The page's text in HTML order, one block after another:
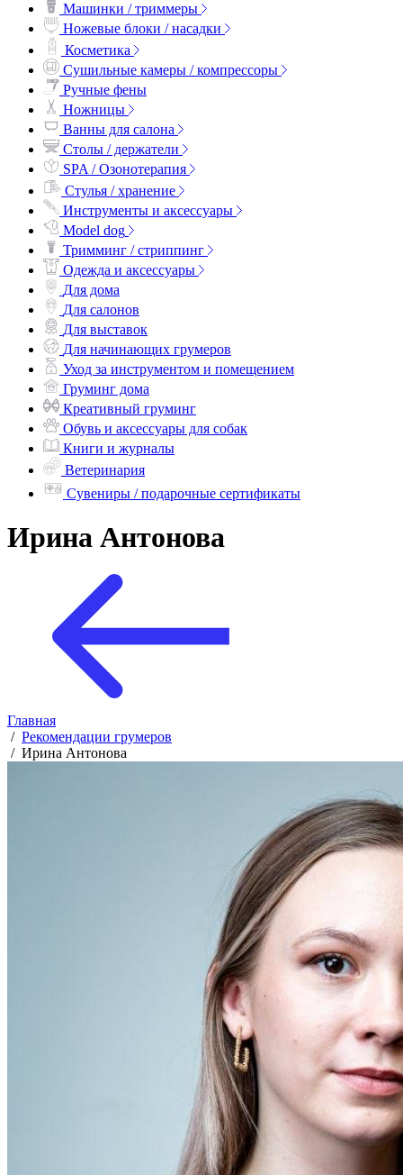
Машинки / триммеры
Ножевые блоки / насадки
Косметика
Сушильные камеры / компрессоры
Ручные фены
Ножницы
Ванны для салона
Столы / держатели
SPA / Озонотерапия
Стулья / хранение
Инструменты и аксессуары
Model dog
Тримминг / стриппинг
Одежда и аксессуары
Для дома
Для салонов
Для выставок
Для начинающих грумеров
Уход за инструментом и помещением
Груминг дома
Креативный груминг
Обувь и аксессуары для собак
Книги и журналы
Ветеринария
Сувениры / подарочные сертификаты
Ирина Антонова
Главная
/ Рекомендации грумеров
/ Ирина Антонова